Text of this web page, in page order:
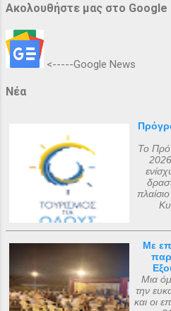
Ακολουθήστε μας στο Google
<-----Google News
Νέα
Το
Με
Μια
την
και οι